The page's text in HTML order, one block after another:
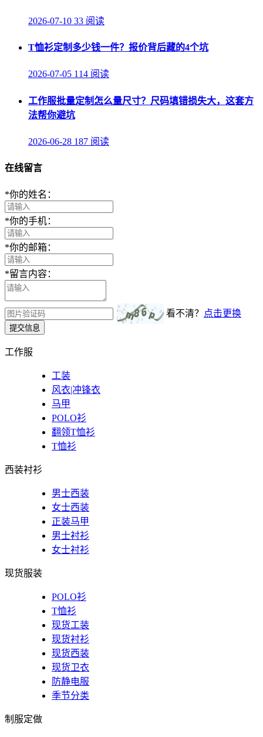
2026-07-10 33 阅读
T恤衫定制多少钱一件？报价背后藏的4个坑
2026-07-05 114 阅读
工作服批量定制怎么量尺寸？尺码填错损失大，这套方
法帮你避坑
2026-06-28 187 阅读
在线留言
*你的姓名：
*你的手机：
*你的邮箱：
*留言内容：
看不清？ 点击更换
提交信息
工作服
工装
风衣|冲锋衣
马甲
POLO衫
翻领T恤衫
T恤衫
西装衬衫
男士西装
女士西装
正装马甲
男士衬衫
女士衬衫
现货服装
POLO衫
T恤衫
现货工装
现货衬衫
现货西装
现货卫衣
防静电服
季节分类
制服定做